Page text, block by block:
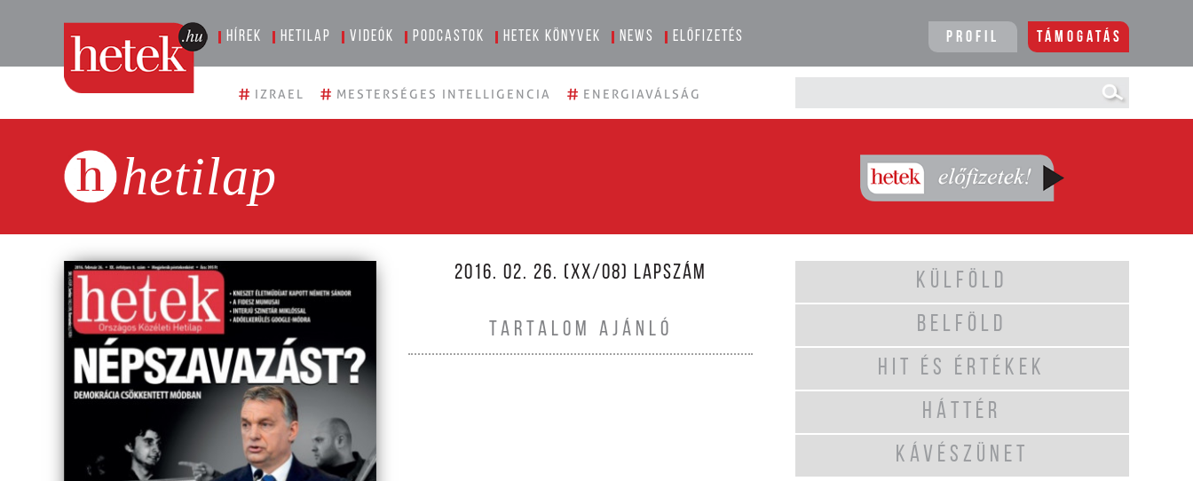
Hírek Hetilap Videók Podcastok Hetek könyvek News Előfizetés Profil Támogatás
# IZRAEL # MESTERSÉGES INTELLIGENCIA # ENERGIAVÁLSÁG
hetilap
2016. 02. 26. (XX/08) LAPSZÁM
TARTALOM AJÁNLÓ
KÜLFÖLD
BELFÖLD
HIT ÉS ÉRTÉKEK
HÁTTÉR
KÁVÉSZÜNET